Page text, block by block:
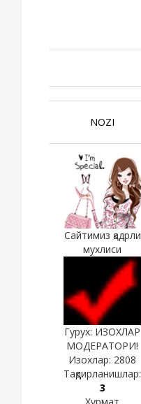
NOZI
Сайтимиз қадрли
мухлиси
Гурух: ИЗОХЛАР
МОДЕРАТОРИ!
Изохлар: 2808
Тақдирланишлар:
3